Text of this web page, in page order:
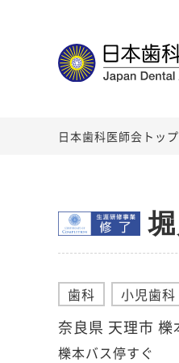
日本歯科医師会トッ
歯科 小児歯科
奈良県 天理市 櫟
櫟本バス停すぐ